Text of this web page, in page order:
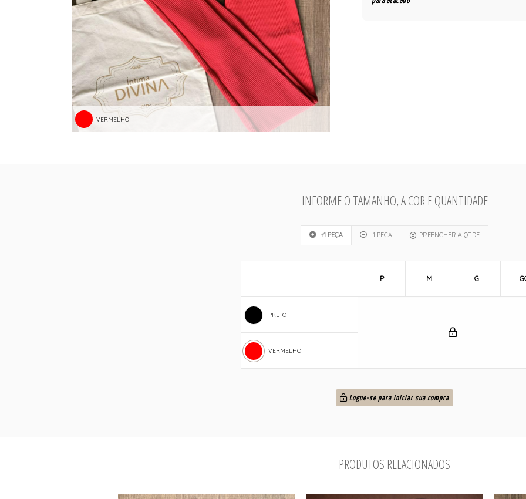
VERMELHO
INFORME O TAMANHO, A COR E QUANTIDADE
+1 PEÇA -1 PEÇA PREENCHER A QTDE
PRETO
VERMELHO
P M G
Logue-se para iniciar sua compra
PRODUTOS RELACIONADOS